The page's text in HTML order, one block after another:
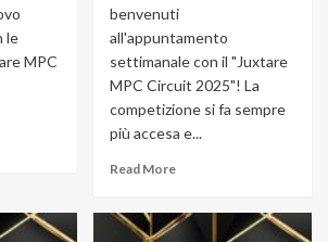
le
MPC
benvenuti
all'appuntamento
settimanale con il "Juxtare
MPC Circuit 2025"! La
competizione si fa sempre
più accesa e...
Read More